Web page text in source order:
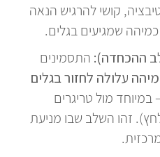
קושי להרגיש הנאה
כמיהה שמגיעים בגלים.
ההכחדה): התסמינים
עלולה לחזור בגלים
מול טריגרים
זהו השלב שבו מניעת